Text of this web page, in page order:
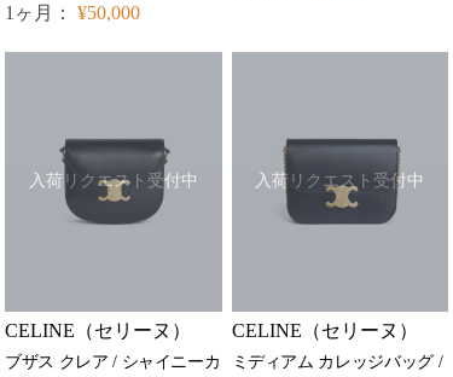
1ヶ月： ¥50,000
入荷リクエスト受付中
CELINE（セリーヌ）
ブザス クレア / シャイニーカ
入荷リクエスト受付中
CELINE（セリーヌ）
ミディアム カレッジバッグ /